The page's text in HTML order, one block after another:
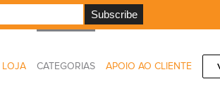
LOJA CATEGORIAS APOIO AO CLIENTE